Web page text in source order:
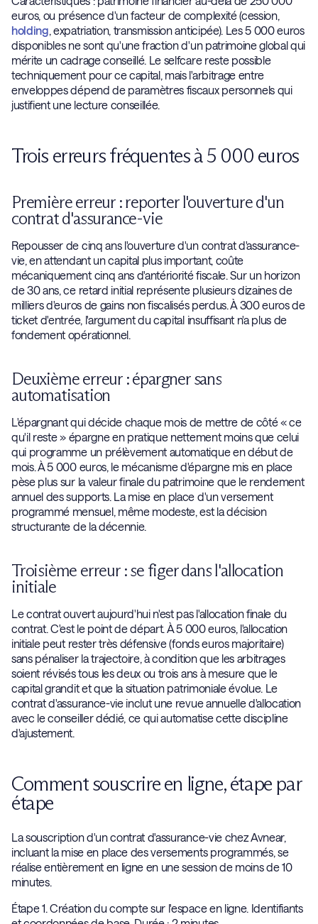
euros, ou présence d'un facteur de complexité (cession,
holding, expatriation, transmission anticipée). Les 5 000 euros
disponibles ne sont qu'une fraction d'un patrimoine global qui
mérite un cadrage conseillé. Le selfcare reste possible
techniquement pour ce capital, mais l'arbitrage entre
enveloppes dépend de paramètres fiscaux personnels qui
justifient une lecture conseillée.
Trois erreurs fréquentes à 5 000 euros
Première erreur : reporter l'ouverture d'un
contrat d'assurance-vie
Repousser de cinq ans l'ouverture d'un contrat d'assurance-
vie, en attendant un capital plus important, coûte
mécaniquement cinq ans d'antériorité fiscale. Sur un horizon
de 30 ans, ce retard initial représente plusieurs dizaines de
milliers d'euros de gains non fiscalisés perdus. À 300 euros de
ticket d'entrée, l'argument du capital insuffisant n'a plus de
fondement opérationnel.
Deuxième erreur : épargner sans
automatisation
L'épargnant qui décide chaque mois de mettre de côté « ce
qu'il reste » épargne en pratique nettement moins que celui
qui programme un prélèvement automatique en début de
mois. À 5 000 euros, le mécanisme d'épargne mis en place
pèse plus sur la valeur finale du patrimoine que le rendement
annuel des supports. La mise en place d'un versement
programmé mensuel, même modeste, est la décision
structurante de la décennie.
Troisième erreur : se figer dans l'allocation
initiale
Le contrat ouvert aujourd'hui n'est pas l'allocation finale du
contrat. C'est le point de départ. À 5 000 euros, l'allocation
initiale peut rester très défensive (fonds euros majoritaire)
sans pénaliser la trajectoire, à condition que les arbitrages
soient révisés tous les deux ou trois ans à mesure que le
capital grandit et que la situation patrimoniale évolue. Le
contrat d'assurance-vie inclut une revue annuelle d'allocation
avec le conseiller dédié, ce qui automatise cette discipline
d'ajustement.
Comment souscrire en ligne, étape par
étape
La souscription d'un contrat d'assurance-vie chez Avnear,
incluant la mise en place des versements programmés, se
réalise entièrement en ligne en une session de moins de 10
minutes.
Étape 1. Création du compte sur l'espace en ligne. Identifiants